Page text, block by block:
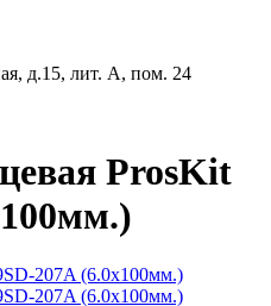
д.15, лит. А, пом. 24
ProsKit